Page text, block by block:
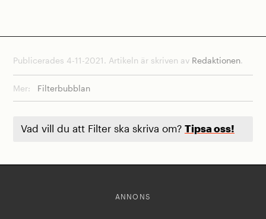
Publicerades 4-11-2021. Artikeln är skriven av Redaktionen.
Mer: Filterbubblan
Vad vill du att Filter ska skriva om? Tipsa oss!
ANNONS